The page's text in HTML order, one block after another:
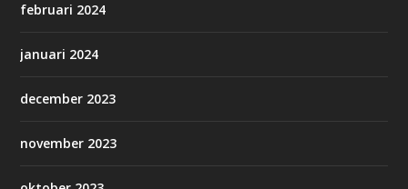
februari 2024
januari 2024
december 2023
november 2023